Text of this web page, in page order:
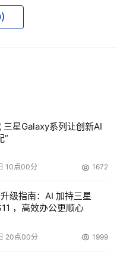
吴刚介绍，SAS的优
，为用户节省投
量增加而提高；更合理
性能、可靠性、可扩展
长。光纤通道最早出现
、高可靠和高扩展性的
硬盘成本倒是降下来
，可以支持SAS和
比的存储需求，是具有
案。
)
三星Galaxy系列让创新AI
”
10点00分 1672
级指南：AI 加持三星
，高效办公更顺心
20点00分 1999